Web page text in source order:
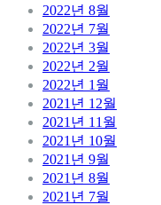
2022년 8월
2022년 7월
2022년 3월
2022년 2월
2022년 1월
2021년 12월
2021년 11월
2021년 10월
2021년 9월
2021년 8월
2021년 7월